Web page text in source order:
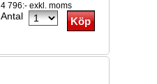
4 796:- exkl. moms
Antal